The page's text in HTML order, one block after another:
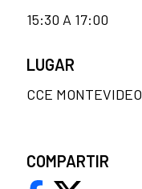
15:30 A 17:00
LUGAR
CCE MONTEVIDEO
COMPARTIR